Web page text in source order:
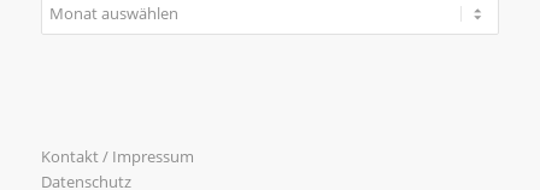
Kontakt / Impressum
Datenschutz